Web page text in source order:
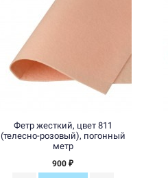
Фетр жесткий, цвет 811
(телесно-розовый), погонный
метр
900 ₽